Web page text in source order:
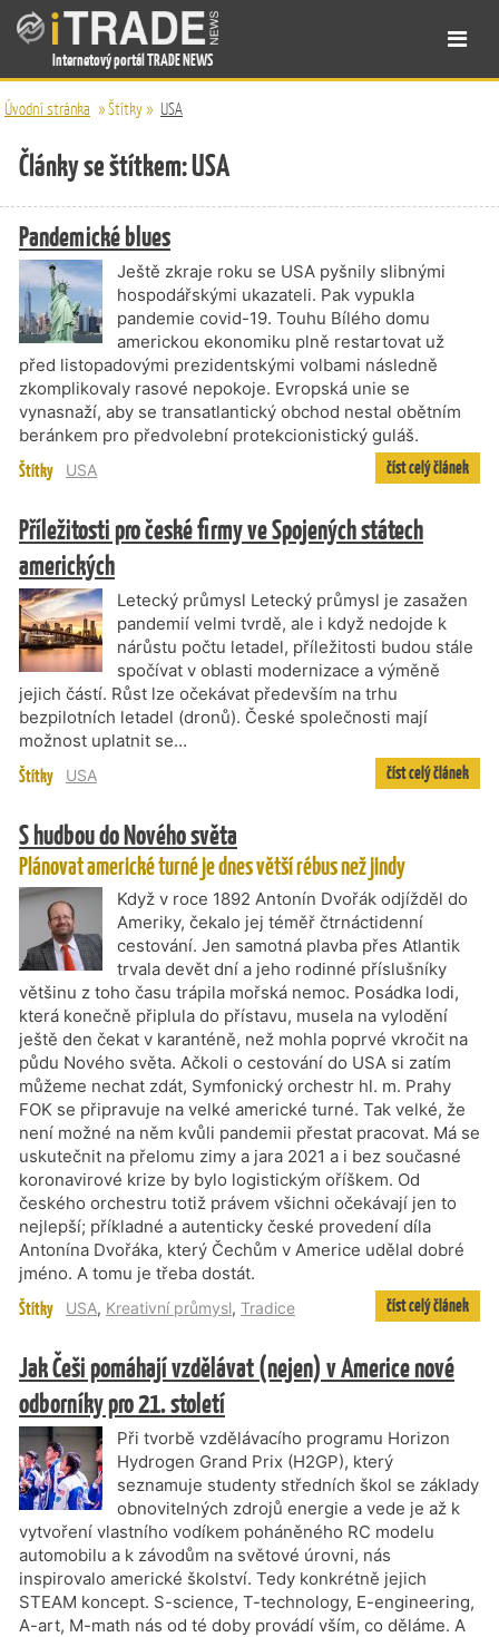
Internetový portál TRADE NEWS
Úvodní stránka »Štítky» USA
Články se štítkem: USA
Pandemické blues
Ještě zkraje roku se USA pyšnily slibnými
hospodářskými ukazateli. Pak vypukla
pandemie covid-19. Touhu Bílého domu
americkou ekonomiku plně restartovat už
před listopadovými prezidentskými volbami následně
zkomplikovaly rasové nepokoje. Evropská unie se
vynasnaží, aby se transatlantický obchod nestal obětním
beránkem pro předvolební protekcionistický guláš.
Štítky USA číst celý článek
Příležitosti pro české firmy ve Spojených státech
amerických
Letecký průmysl Letecký průmysl je zasažen
pandemií velmi tvrdě, ale i když nedojde k
nárůstu počtu letadel, příležitosti budou stále
spočívat v oblasti modernizace a výměně
jejich částí. Růst lze očekávat především na trhu
bezpilotních letadel (dronů). České společnosti mají
možnost uplatnit se…
Štítky USA číst celý článek
S hudbou do Nového světa
Plánovat americké turné je dnes větší rébus než jindy
Když v roce 1892 Antonín Dvořák odjížděl do
Ameriky, čekalo jej téměř čtrnáctidenní
cestování. Jen samotná plavba přes Atlantik
trvala devět dní a jeho rodinné příslušníky
většinu z toho času trápila mořská nemoc. Posádka lodi,
která konečně připlula do přístavu, musela na vylodění
ještě den čekat v karanténě, než mohla poprvé vkročit na
půdu Nového světa. Ačkoli o cestování do USA si zatím
můžeme nechat zdát, Symfonický orchestr hl. m. Prahy
FOK se připravuje na velké americké turné. Tak velké, že
není možné na něm kvůli pandemii přestat pracovat. Má se
uskutečnit na přelomu zimy a jara 2021 a i bez současné
koronavirové krize by bylo logistickým oříškem. Od
českého orchestru totiž právem všichni očekávají jen to
nejlepší; příkladné a autenticky české provedení díla
Antonína Dvořáka, který Čechům v Americe udělal dobré
jméno. A tomu je třeba dostát.
Štítky USA, Kreativní průmysl, Tradice číst celý článek
Jak Češi pomáhají vzdělávat (nejen) v Americe nové
odborníky pro 21. století
Při tvorbě vzdělávacího programu Horizon
Hydrogen Grand Prix (H2GP), který
seznamuje studenty středních škol se základy
obnovitelných zdrojů energie a vede je až k
vytvoření vlastního vodíkem poháněného RC modelu
automobilu a k závodům na světové úrovni, nás
inspirovalo americké školství. Tedy konkrétně jejich
STEAM koncept. S-science, T-technology, E-engineering,
A-art, M-math nás od té doby provádí vším, co děláme. A